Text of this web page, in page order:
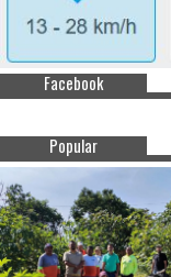
Facebook
Popular